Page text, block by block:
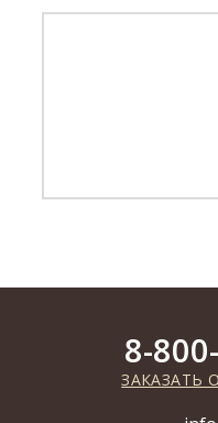
8-
ЗАКАЗАТЬ